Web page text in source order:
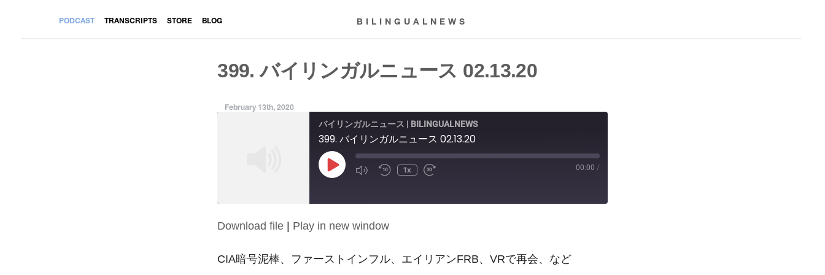
PODCAST TRANSCRIPTS STORE BLOG BILINGUALNEWS
399. バイリンガルニュース 02.13.20
February 13th, 2020
バイリンガルニュース | BILINGUALNEWS
399. バイリンガルニュース 02.13.20
Play
Episode
1x 00:00 /
SHARE
LINK
Download file | Play in new window
CIA暗号泥棒、ファーストインフル、エイリアンFRB、VRで再会、など